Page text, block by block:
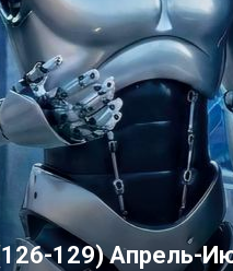
129) Апрель-